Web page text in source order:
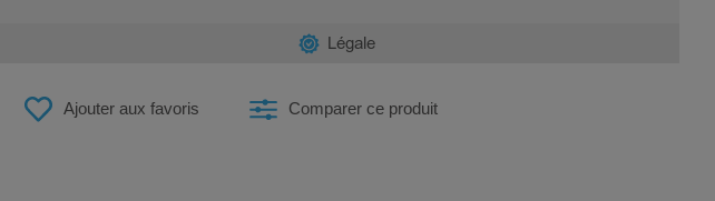
Ajouter aux favoris Comparer ce produit
Légale